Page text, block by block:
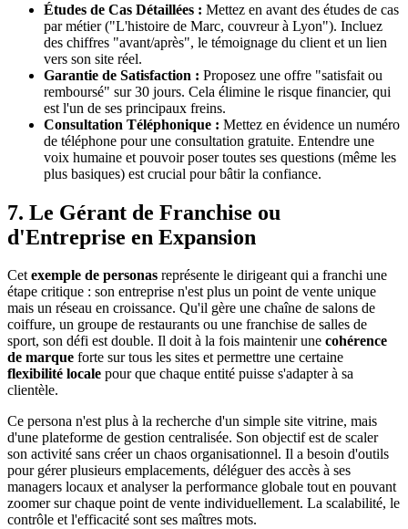
Études de Cas Détaillées : Mettez en avant des études de cas
par métier ("L'histoire de Marc, couvreur à Lyon"). Incluez
des chiffres "avant/après", le témoignage du client et un lien
vers son site réel.
Garantie de Satisfaction : Proposez une offre "satisfait ou
remboursé" sur 30 jours. Cela élimine le risque financier, qui
est l'un de ses principaux freins.
Consultation Téléphonique : Mettez en évidence un numéro
de téléphone pour une consultation gratuite. Entendre une
voix humaine et pouvoir poser toutes ses questions (même les
plus basiques) est crucial pour bâtir la confiance.
7. Le Gérant de Franchise ou
d'Entreprise en Expansion
Cetexemple de personas représente le dirigeant qui a franchi une
étape critique : son entreprise n'est plus un point de vente unique
mais un réseau en croissance. Qu'il gère une chaîne de salons de
coiffure, un groupe de restaurants ou une franchise de salles de
sport, son défi est double. Il doit à la fois maintenir une cohérence
de marque forte sur tous les sites et permettre une certaine
flexibilité locale pour que chaque entité puisse s'adapter à sa
clientèle.
Ce persona n'est plus à la recherche d'un simple site vitrine, mais
d'une plateforme de gestion centralisée. Son objectif est de scaler
son activité sans créer un chaos organisationnel. Il a besoin d'outils
pour gérer plusieurs emplacements, déléguer des accès à ses
managers locaux et analyser la performance globale tout en pouvant
zoomer sur chaque point de vente individuellement. La scalabilité, le
contrôle et l'efficacité sont ses maîtres mots.